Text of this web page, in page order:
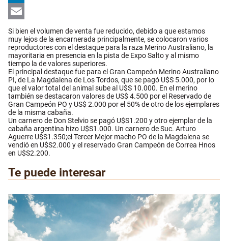
LinkedIn
Email
Si bien el volumen de venta fue reducido, debido a que estamos
muy lejos de la encarnerada principalmente, se colocaron varios
reproductores con el destaque para la raza Merino Australiano, la
mayoritaria en presencia en la pista de Expo Salto y al mismo
tiempo la de valores superiores.
El principal destaque fue para el Gran Campeón Merino Australiano
PI, de La Magdalena de Los Tordos, que se pagó U$S 5.000, por lo
que el valor total del animal sube al U$S 10.000. En el merino
también se destacaron valores de US$ 4.500 por el Reservado de
Gran Campeón PO y US$ 2.000 por el 50% de otro de los ejemplares
de la misma cabaña.
Un carnero de Don Stelvio se pagó U$S1.200 y otro ejemplar de la
cabaña argentina hizo U$S1.000. Un carnero de Suc. Arturo
Aguerre U$S1.350;el Tercer Mejor macho PO de la Magdalena se
vendió en U$S2.000 y el reservado Gran Campeón de Correa Hnos
en U$S2.200.
Te puede interesar